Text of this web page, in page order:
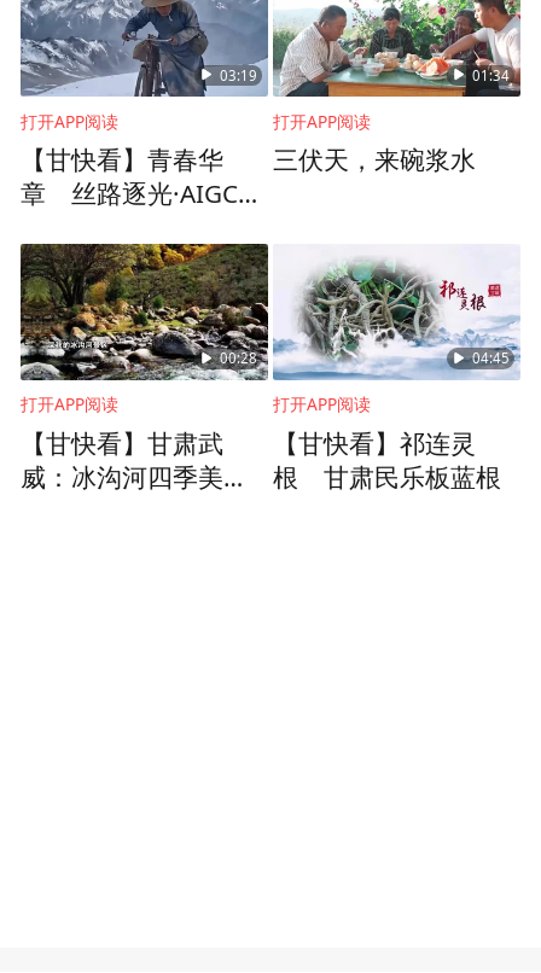
03:19
打开APP阅读
【甘快看】青春华
章 丝路逐光·AIGC视
01:34
打开APP阅读
三伏天，来碗浆水
00:28
打开APP阅读
【甘快看】甘肃武
威：冰沟河四季美如
04:45
打开APP阅读
【甘快看】祁连灵
根 甘肃民乐板蓝根